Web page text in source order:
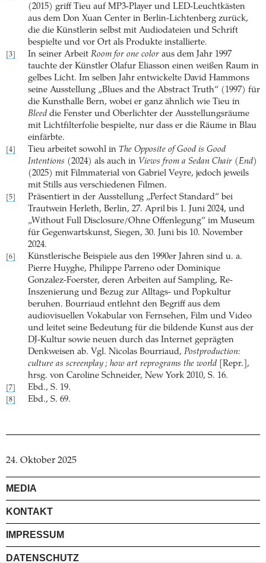
(2015) griff Tieu auf MP3-Player und LED-Leuchtkästen
aus dem Don Xuan Center in Berlin-Lichtenberg zurück,
die die Künstlerin selbst mit Audiodateien und Schrift
bespielte und vor Ort als Produkte installierte.
[3] In seiner Arbeit Room for one color aus dem Jahr 1997
tauchte der Künstler Olafur Eliasson einen weißen Raum in
gelbes Licht. Im selben Jahr entwickelte David Hammons
seine Ausstellung „Blues and the Abstract Truth“ (1997) für
die Kunsthalle Bern, wobei er ganz ähnlich wie Tieu in
Bleed die Fenster und Oberlichter der Ausstellungsräume
mit Lichtfilterfolie bespielte, nur dass er die Räume in Blau
einfärbte.
[4] Tieu arbeitet sowohl in The Opposite of Good is Good
Intentions (2024) als auch in Views from a Sedan Chair (End)
(2025) mit Filmmaterial von Gabriel Veyre, jedoch jeweils
mit Stills aus verschiedenen Filmen.
[5]
Präsentiert in der Ausstellung „Perfect Standard“ bei
Trautwein Herleth, Berlin, 27. April bis 1. Juni 2024, und
„Without Full Disclosure/Ohne Offenlegung“ im Museum
für Gegenwartskunst, Siegen, 30. Juni bis 10. November
2024.
[6]
Künstlerische Beispiele aus den 1990er Jahren sind u. a.
Pierre Huyghe, Philippe Parreno oder Dominique
Gonzalez-Foerster, deren Arbeiten auf Sampling, Re-
Inszenierung und Bezug zur Alltags- und Popkultur
beruhen. Bourriaud entlehnt den Begriff aus dem
audiovisuellen Vokabular von Fernsehen, Film und Video
und leitet seine Bedeutung für die bildende Kunst aus der
DJ-Kultur sowie neuen durch das Internet geprägten
Denkweisen ab. Vgl. Nicolas Bourriaud, Postproduction:
culture as screenplay ; how art reprograms the world [Repr.],
hrsg. von Caroline Schneider, New York 2010, S. 16.
[7] Ebd., S. 19.
[8] Ebd., S. 69.
24. Oktober 2025
MEDIA
KONTAKT
IMPRESSUM
DATENSCHUTZ